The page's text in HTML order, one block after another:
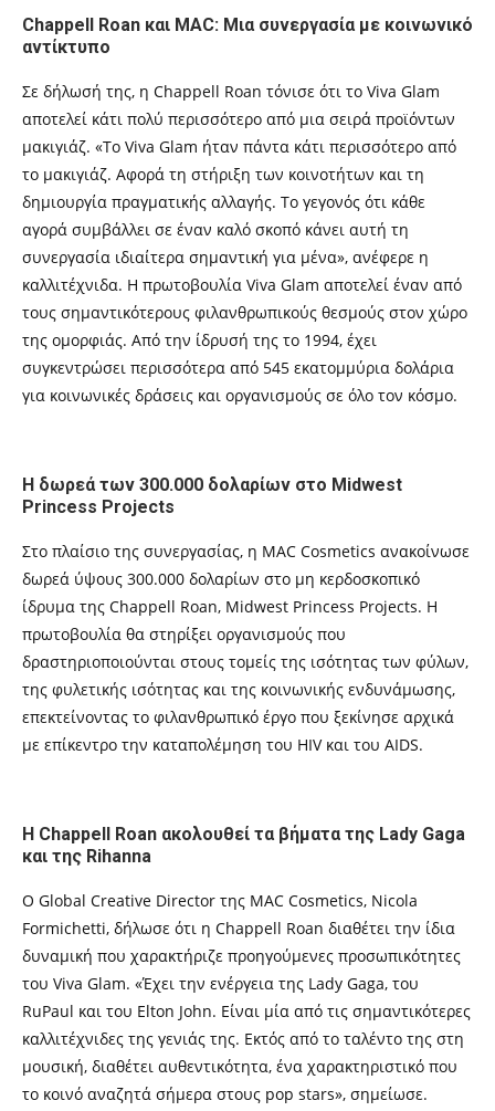
Chappell Roan και MAC: Μια συνεργασία με κοινωνικό
αντίκτυπο
Σε δήλωσή της, η Chappell Roan τόνισε ότι το Viva Glam
αποτελεί κάτι πολύ περισσότερο από μια σειρά προϊόντων
μακιγιάζ. «Το Viva Glam ήταν πάντα κάτι περισσότερο από
το μακιγιάζ. Αφορά τη στήριξη των κοινοτήτων και τη
δημιουργία πραγματικής αλλαγής. Το γεγονός ότι κάθε
αγορά συμβάλλει σε έναν καλό σκοπό κάνει αυτή τη
συνεργασία ιδιαίτερα σημαντική για μένα», ανέφερε η
καλλιτέχνιδα. Η πρωτοβουλία Viva Glam αποτελεί έναν από
τους σημαντικότερους φιλανθρωπικούς θεσμούς στον χώρο
της ομορφιάς. Από την ίδρυσή της το 1994, έχει
συγκεντρώσει περισσότερα από 545 εκατομμύρια δολάρια
για κοινωνικές δράσεις και οργανισμούς σε όλο τον κόσμο.
Η δωρεά των 300.000 δολαρίων στο Midwest
Princess Projects
Στο πλαίσιο της συνεργασίας, η MAC Cosmetics ανακοίνωσε
δωρεά ύψους 300.000 δολαρίων στο μη κερδοσκοπικό
ίδρυμα της Chappell Roan, Midwest Princess Projects. Η
πρωτοβουλία θα στηρίξει οργανισμούς που
δραστηριοποιούνται στους τομείς της ισότητας των φύλων,
της φυλετικής ισότητας και της κοινωνικής ενδυνάμωσης,
επεκτείνοντας το φιλανθρωπικό έργο που ξεκίνησε αρχικά
με επίκεντρο την καταπολέμηση του HIV και του AIDS.
Η Chappell Roan ακολουθεί τα βήματα της Lady Gaga
και της Rihanna
Ο Global Creative Director της MAC Cosmetics, Nicola
Formichetti, δήλωσε ότι η Chappell Roan διαθέτει την ίδια
δυναμική που χαρακτήριζε προηγούμενες προσωπικότητες
του Viva Glam. «Έχει την ενέργεια της Lady Gaga, του
RuPaul και του Elton John. Είναι μία από τις σημαντικότερες
καλλιτέχνιδες της γενιάς της. Εκτός από το ταλέντο της στη
μουσική, διαθέτει αυθεντικότητα, ένα χαρακτηριστικό που
το κοινό αναζητά σήμερα στους pop stars», σημείωσε.